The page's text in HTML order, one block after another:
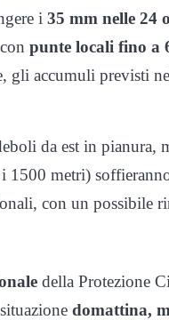
i 35 mm nelle 24
punte locali fino a
gli accumuli previsti
da est in pianura,
1500 metri)
con un possibile
della Protezione
domattina,